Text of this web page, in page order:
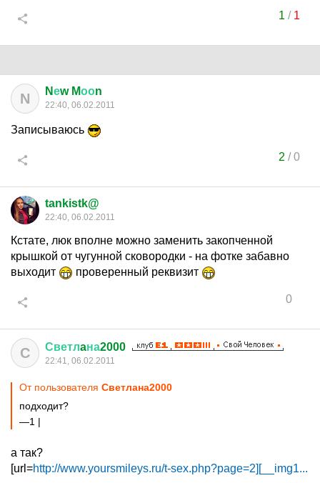
1 / 1
N Nеw Mооn
22:40, 06.02.2011
Записываюсь
2 /0
tankistk@
22:40, 06.02.2011
Кстате, люк вполне можно заменить закопченной
крышкой от чугунной сковородки - на фотке забавно
выходит
проверенный реквизит
0
С Светлaна2000
22:41, 06.02.2011
От пользователя Светлaна2000
подходит?
—1 |
а так?
[url=http://www.yoursmileys.ru/t-sex.php?page=2][__img1...